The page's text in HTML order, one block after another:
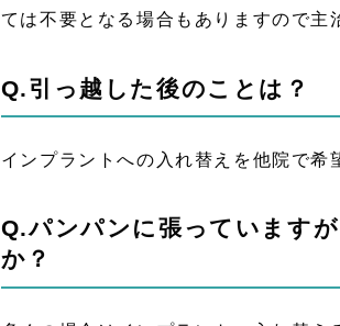
ては不要となる場合もありますので主
Q.引っ越した後のことは？
インプラントへの入れ替えを他院で希
Q.パンパンに張っています
か？